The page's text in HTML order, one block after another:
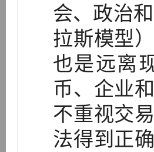
会、政治
拉斯模型
也是远离
币、企业
不重视交
法得到正